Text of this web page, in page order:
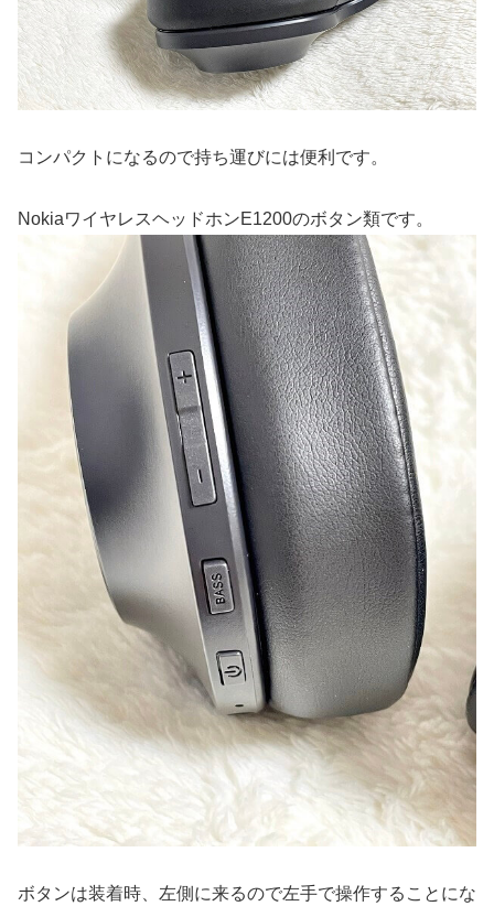
コンパクトになるので持ち運びには便利です。
NokiaワイヤレスヘッドホンE1200のボタン類です。
ボタンは装着時、左側に来るので左手で操作することにな